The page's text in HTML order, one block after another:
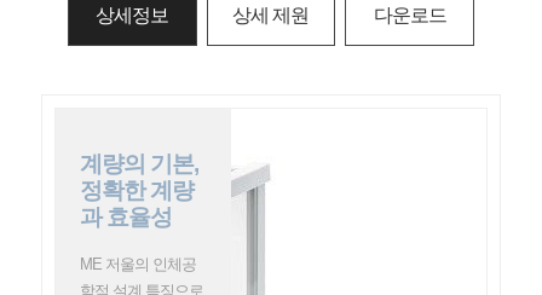
상세정보 상세 제원 다운로드
계량의 기본,
정확한 계량
과 효율성
ME 저울의 인체공
학적 설계 특징으로